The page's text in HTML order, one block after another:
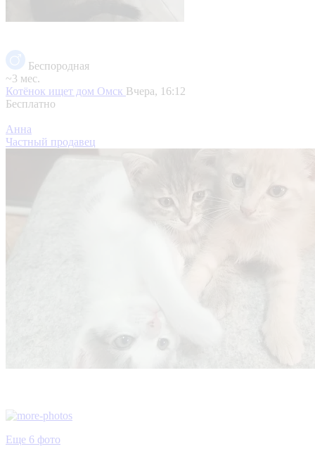
Беспородная
~3 мес.
Котёнок ищет дом Омск Вчера, 16:12
Бесплатно
Анна
Частный продавец
Еще 6 фото